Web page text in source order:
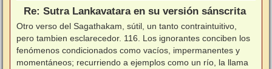
Re: Sutra Lankavatara en su versión sánscrita
Otro verso del Sagathakam, sútil, un tanto contraintuitivo,
pero tambien esclarecedor. 116. Los ignorantes conciben los
fenómenos condicionados como vacíos, impermanentes y
momentáneos; recurriendo a ejemplos como un río, la llama